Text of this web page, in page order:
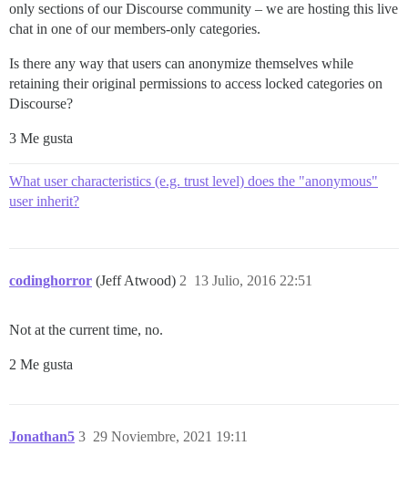
only sections of our Discourse community – we are hosting this live
chat in one of our members-only categories.
Is there any way that users can anonymize themselves while
retaining their original permissions to access locked categories on
Discourse?
3 Me gusta
What user characteristics (e.g. trust level) does the "anonymous"
user inherit?
codinghorror (Jeff Atwood) 13 Julio, 2016 22:51
2
Not at the current time, no.
2 Me gusta
Jonathan5 29 Noviembre, 2021 19:11
3